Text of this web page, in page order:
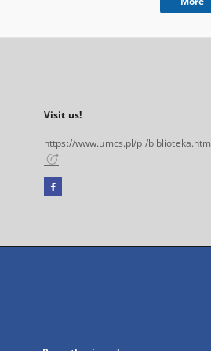
Visit us!
https://www.umcs.pl/pl/biblioteka.htm
Facebook
open